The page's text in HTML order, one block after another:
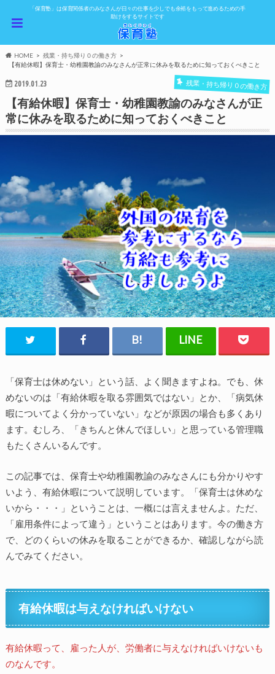
「保育塾」は保育関係者のみなさんが日々の仕事を少しでも余裕をもって進めるための手
助けをするサイトです
HOME
残業・持ち帰り０の働き方
【有給休暇】保育士・幼稚園教諭のみなさんが正常に休みを取るために知っておくべきこと
2019.01.23 残業・持ち帰り０の働き方
【有給休暇】保育士・幼稚園教諭のみなさんが正
常に休みを取るために知っておくべきこと
「保育士は休めない」という話、よく聞きますよね。でも、休
めないのは「有給休暇を取る雰囲気ではない」とか、「病気休
暇についてよく分かっていない」などが原因の場合も多くあり
ます。むしろ、「きちんと休んでほしい」と思っている管理職
もたくさんいるんです。
この記事では、保育士や幼稚園教諭のみなさんにも分かりやす
いよう、有給休暇について説明しています。「保育士は休めな
いから・・・」ということは、一概には言えませんよ。ただ、
「雇用条件によって違う」ということはあります。今の働き方
で、どのくらいの休みを取ることができるか、確認しながら読
んでみてください。
有給休暇は与えなければいけない
有給休暇って、雇った人が、労働者に与えなければいけないも
のなんです。